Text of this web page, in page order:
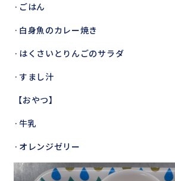
·ごはん
·白身魚のカレー焼き
·はくさいとりんごのサラダ
·すまし汁
【おやつ】
·牛乳
·オレンジゼリー